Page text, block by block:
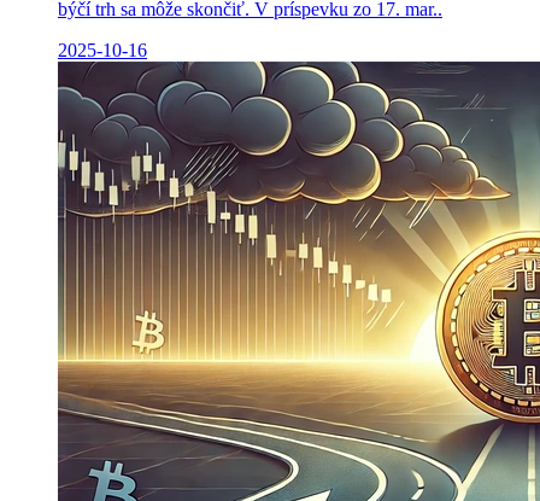
býčí trh sa môže skončiť. V príspevku zo 17. mar..
2025-10-16